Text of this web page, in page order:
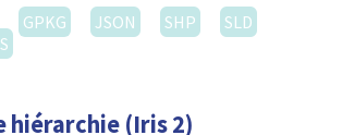
GPKG JSON SHP
SLD
hiérarchie (Iris 2)